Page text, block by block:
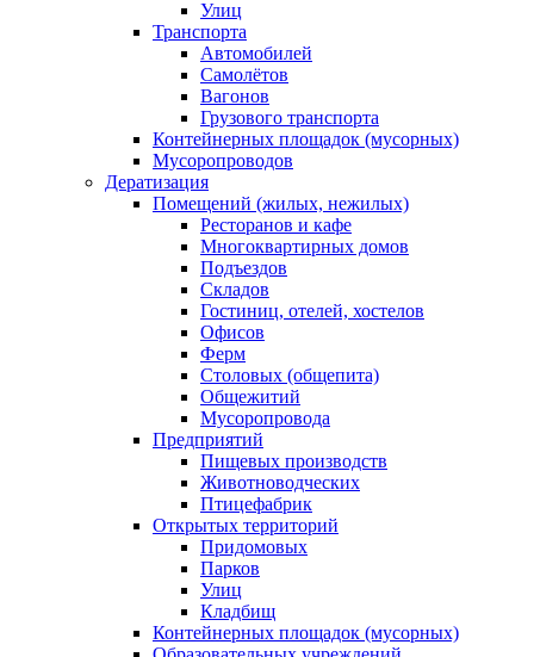
Улиц
Транспорта
Автомобилей
Самолётов
Вагонов
Грузового транспорта
Контейнерных площадок (мусорных)
Мусоропроводов
Дератизация
Помещений (жилых, нежилых)
Ресторанов и кафе
Многоквартирных домов
Подъездов
Складов
Гостиниц, отелей, хостелов
Офисов
Ферм
Столовых (общепита)
Общежитий
Мусоропровода
Предприятий
Пищевых производств
Животноводческих
Птицефабрик
Открытых территорий
Придомовых
Парков
Улиц
Кладбищ
Контейнерных площадок (мусорных)